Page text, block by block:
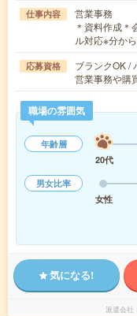
仕事内容
営業事務
＊資料作成＊
ル対応※分か
応募資格
ブランクOK /
営業事務や購
職場の雰囲気
年齢層
20代
男女比率
女性
気になる!
派遣会社